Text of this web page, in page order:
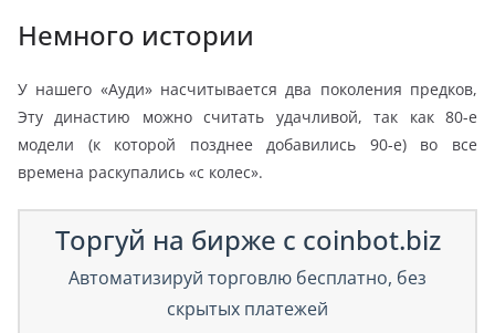
Немного истории
У нашего «Ауди» насчитывается два поколения предков,
Эту династию можно считать удачливой, так как 80-е
модели (к которой позднее добавились 90-е) во все
времена раскупались «с колес».
Торгуй на бирже с coinbot.biz
Автоматизируй торговлю бесплатно, без
скрытых платежей